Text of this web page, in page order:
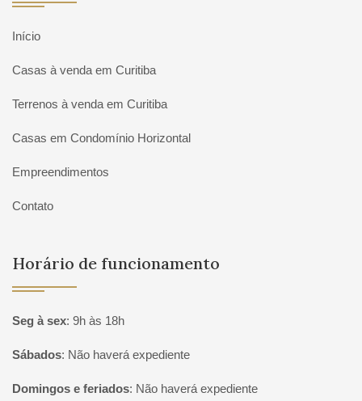
Início
Casas à venda em Curitiba
Terrenos à venda em Curitiba
Casas em Condomínio Horizontal
Empreendimentos
Contato
Horário de funcionamento
Seg à sex: 9h às 18h
Sábados: Não haverá expediente
Domingos e feriados: Não haverá expediente